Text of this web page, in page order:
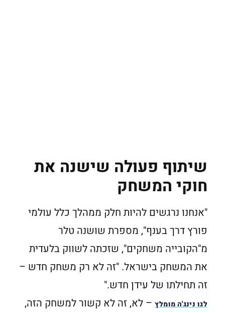
שיתוף פעולה שישנה את
חוקי המשחק
"אנחנו נרגשים להיות חלק ממהלך כלל עולמי
פורץ דרך בענף", מספרת שושנה טלר
מ"הקובייה משחקים", שזכתה לשווק בלעדית
את המשחק בישראל. "זה לא רק משחק חדש –
זה תחילתו של עידן חדש."
לגו נינג'ה מומלץ– לא, זה לא קשור למשחק הזה,